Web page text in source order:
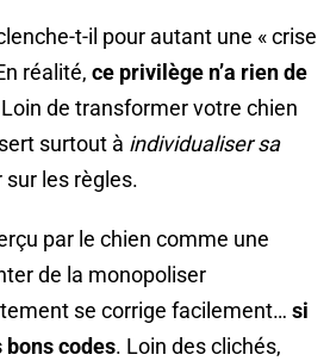
t-il pour autant une « crise
réalité, ce privilège n’a rien de
de transformer votre chien
surtout à individualiser sa
les règles.
par le chien comme une
de la monopoliser
se corrige facilement… si
codes. Loin des clichés,